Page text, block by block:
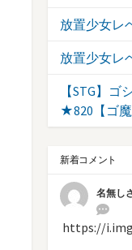
放置少女レ
放置少女レ
【STG】
★820【ゴ魔
新着コメント
名無し
https://